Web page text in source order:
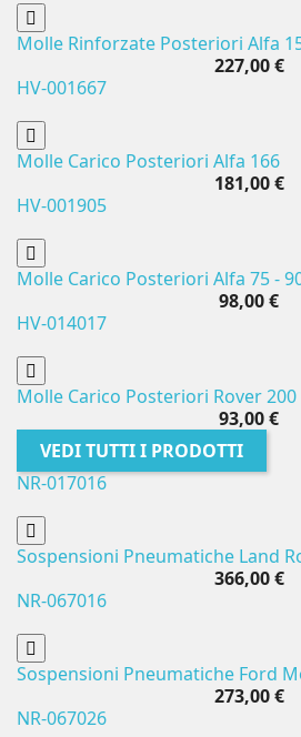
Molle Rinforzate Posteriori Alfa
227,00 €
HV-001667
Molle Carico Posteriori Alfa 166
181,00 €
HV-001905
Molle Carico Posteriori Alfa 75 -
98,00 €
HV-014017
Molle Carico Posteriori Rover 200
93,00 €
VEDI TUTTI I PRODOTTI
NR-017016
Sospensioni Pneumatiche Land
366,00 €
NR-067016
Sospensioni Pneumatiche Ford
273,00 €
NR-067026